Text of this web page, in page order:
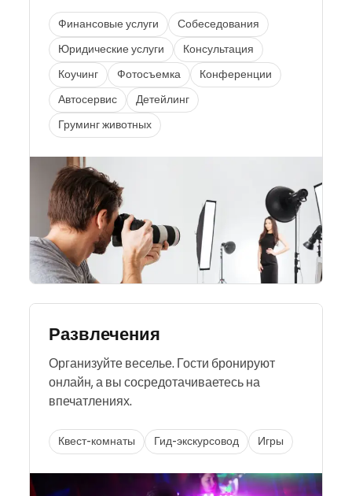
Финансовые услуги
Собеседования
Юридические услуги
Консультация
Коучинг
Фотосъемка
Конференции
Автосервис
Детейлинг
Груминг животных
Развлечения
Организуйте веселье. Гости бронируют
онлайн, а вы сосредотачиваетесь на
впечатлениях.
Квест-комнаты Гид-экскурсовод Игры